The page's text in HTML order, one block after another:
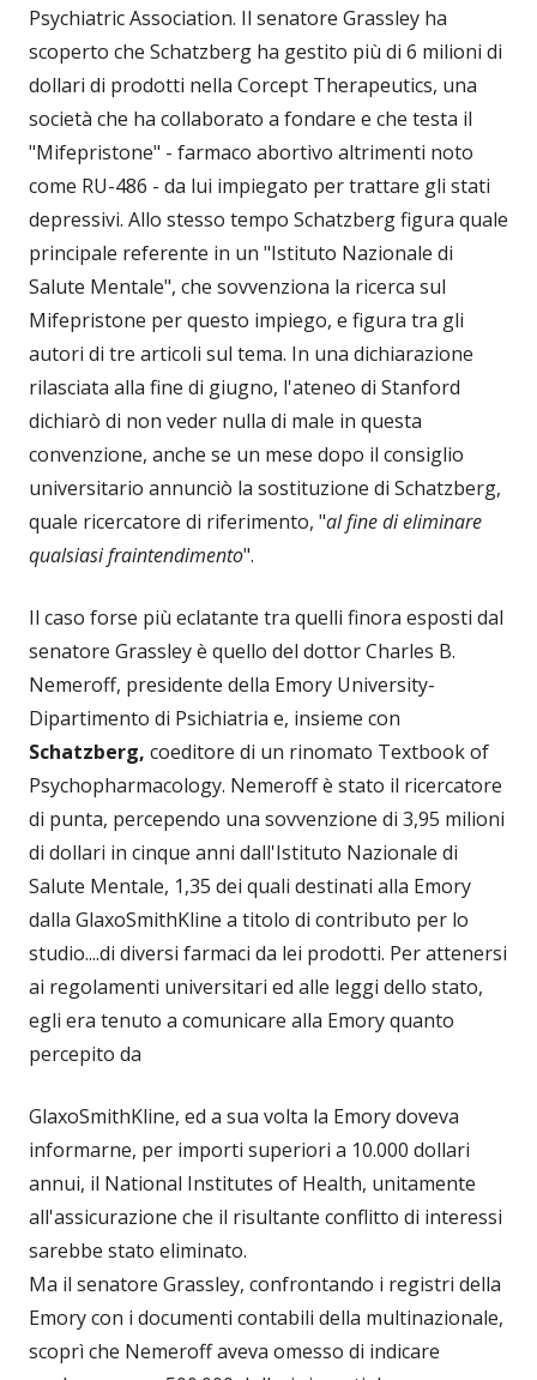
Psychiatric Association. Il senatore Grassley ha
scoperto che Schatzberg ha gestito più di 6 milioni di
dollari di prodotti nella Corcept Therapeutics, una
società che ha collaborato a fondare e che testa il
"Mifepristone" - farmaco abortivo altrimenti noto
come RU-486 - da lui impiegato per trattare gli stati
depressivi. Allo stesso tempo Schatzberg figura quale
principale referente in un "Istituto Nazionale di
Salute Mentale", che sovvenziona la ricerca sul
Mifepristone per questo impiego, e figura tra gli
autori di tre articoli sul tema. In una dichiarazione
rilasciata alla fine di giugno, l'ateneo di Stanford
dichiarò di non veder nulla di male in questa
convenzione, anche se un mese dopo il consiglio
universitario annunciò la sostituzione di Schatzberg,
quale ricercatore di riferimento, "al fine di eliminare
qualsiasi fraintendimento".
Il caso forse più eclatante tra quelli finora esposti dal
senatore Grassley è quello del dottor Charles B.
Nemeroff, presidente della Emory University-
Dipartimento di Psichiatria e, insieme con
Schatzberg, coeditore di un rinomato Textbook of
Psychopharmacology. Nemeroff è stato il ricercatore
di punta, percependo una sovvenzione di 3,95 milioni
di dollari in cinque anni dall'Istituto Nazionale di
Salute Mentale, 1,35 dei quali destinati alla Emory
dalla GlaxoSmithKline a titolo di contributo per lo
studio....di diversi farmaci da lei prodotti. Per attenersi
ai regolamenti universitari ed alle leggi dello stato,
egli era tenuto a comunicare alla Emory quanto
percepito da
GlaxoSmithKline, ed a sua volta la Emory doveva
informarne, per importi superiori a 10.000 dollari
annui, il National Institutes of Health, unitamente
all'assicurazione che il risultante conflitto di interessi
sarebbe stato eliminato.
Ma il senatore Grassley, confrontando i registri della
Emory con i documenti contabili della multinazionale,
scoprì che Nemeroff aveva omesso di indicare